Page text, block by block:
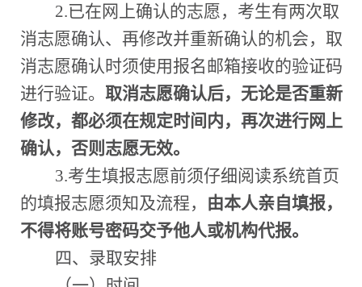
2.已在网上确认的志愿，考生有两次取
消志愿确认、再修改并重新确认的机会，取
消志愿确认时须使用报名邮箱接收的验证码
进行验证。 取消志愿确认后，无论是否重新
修改，都必须在规定时间内，再次进行网上
确认，否则志愿无效。
3.考生填报志愿前须仔细阅读系统首页
的填报志愿须知及流程， 由本人亲自填报，
不得将账号密码交予他人或机构代报。
四、录取安排